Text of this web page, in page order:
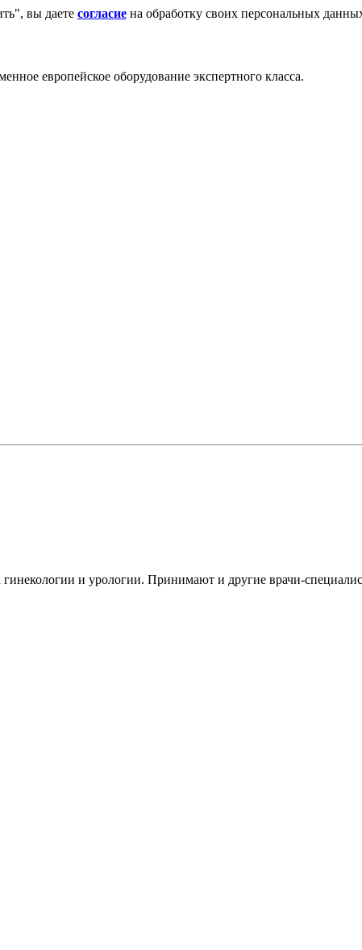
вы даете согласиена обработку своих персональных
европейское оборудование экспертного класса.
и урологии. Принимают и другие врачи-